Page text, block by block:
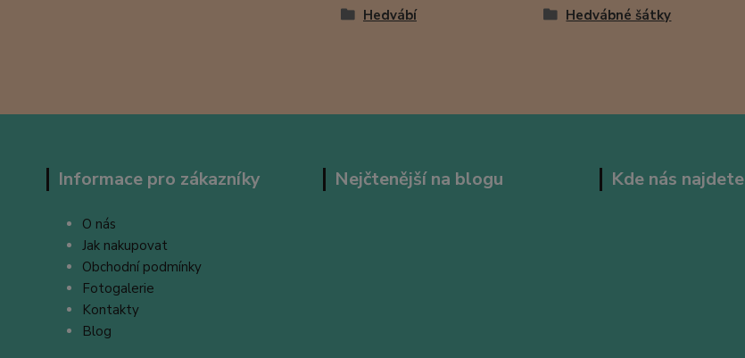
Hedvábí Hedvábné šátky
Informace pro zákazníky
O nás
Jak nakupovat
Obchodní podmínky
Fotogalerie
Kontakty
Blog
Nejčtenější na blogu Kde nás najdete